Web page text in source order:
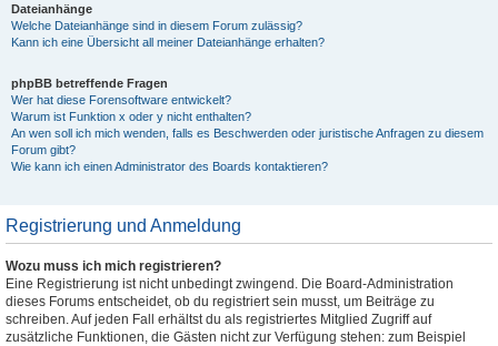
Dateianhänge
Welche Dateianhänge sind in diesem Forum zulässig?
Kann ich eine Übersicht all meiner Dateianhänge erhalten?
phpBB betreffende Fragen
Wer hat diese Forensoftware entwickelt?
Warum ist Funktion x oder y nicht enthalten?
An wen soll ich mich wenden, falls es Beschwerden oder juristische Anfragen zu diesem
Forum gibt?
Wie kann ich einen Administrator des Boards kontaktieren?
Registrierung und Anmeldung
Wozu muss ich mich registrieren?
Eine Registrierung ist nicht unbedingt zwingend. Die Board-Administration
dieses Forums entscheidet, ob du registriert sein musst, um Beiträge zu
schreiben. Auf jeden Fall erhältst du als registriertes Mitglied Zugriff auf
zusätzliche Funktionen, die Gästen nicht zur Verfügung stehen: zum Beispiel